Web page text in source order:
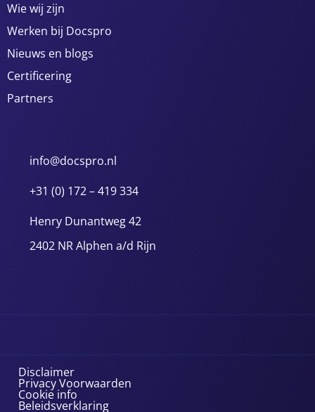
Wie wij zijn
Werken bij Docspro
Nieuws en blogs
Certificering
Partners
info@docspro.nl
+31 (0) 172 – 419 334
Henry Dunantweg 42
2402 NR Alphen a/d Rijn
Disclaimer
Privacy Voorwaarden
Cookie info
Beleidsverklaring